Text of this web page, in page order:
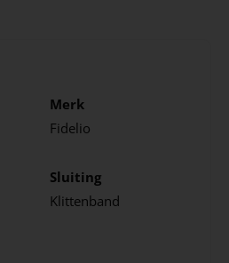
Merk
Fidelio
Sluiting
Klittenband